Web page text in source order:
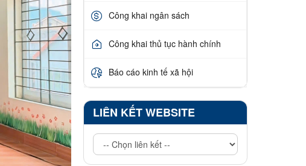
Công khai ngân sách
Công khai thủ tục hành chính
Báo cáo kinh tế xã hội
LIÊN KẾT WEBSITE